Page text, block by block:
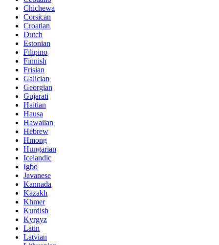
Chichewa
Corsican
Croatian
Dutch
Estonian
Filipino
Finnish
Frisian
Galician
Georgian
Gujarati
Haitian
Hausa
Hawaiian
Hebrew
Hmong
Hungarian
Icelandic
Igbo
Javanese
Kannada
Kazakh
Khmer
Kurdish
Kyrgyz
Latin
Latvian